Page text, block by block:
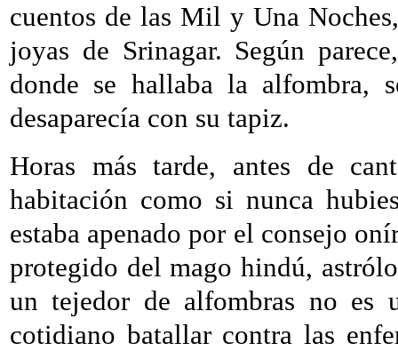
cuentos de las Mil y Una
joyas de Srinagar. Según
donde se hallaba la alfombra,
desaparecía con su tapiz.
Horas más tarde, antes de
habitación como si nunca
estaba apenado por el consejo
protegido del mago hindú,
un tejedor de alfombras no es
cotidiano batallar contra las